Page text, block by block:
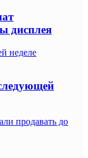
дисплея
неделе
продавать до